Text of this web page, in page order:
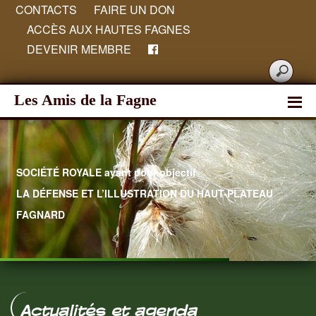
CONTACTS
FAIRE UN DON
ACCÈS AUX HAUTES FAGNES
DEVENIR MEMBRE
Les Amis de la Fagne
SOCIÉTÉ ROYALE ayant pour objectif
LA DÉFENSE ET L’ILLUSTRATION DU HAUT-PLATEAU
FAGNARD
Actualités et agenda